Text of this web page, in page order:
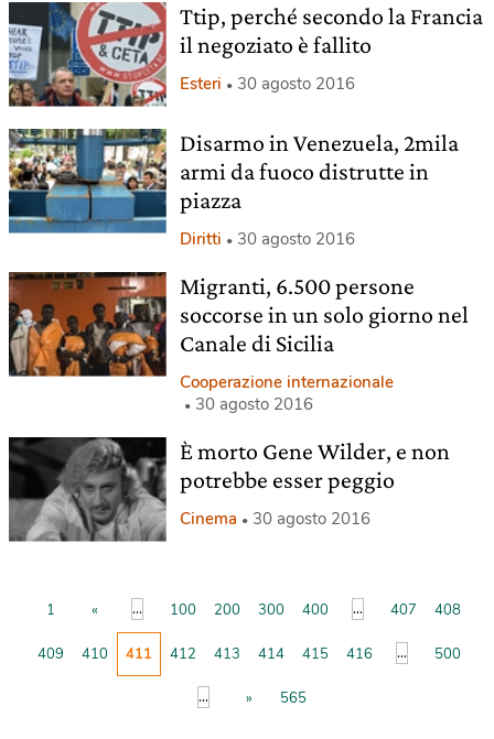
Ttip, perché secondo la Francia
il negoziato è fallito
Esteri 30 agosto 2016
Disarmo in Venezuela, 2mila
armi da fuoco distrutte in
piazza
Diritti 30 agosto 2016
Migranti, 6.500 persone
soccorse in un solo giorno nel
Canale di Sicilia
Cooperazione internazionale
30 agosto 2016
È morto Gene Wilder, e non
potrebbe esser peggio
Cinema 30 agosto 2016
1 « ... 100 200 300 400 ... 407 408
409 410 411 412 413 414 415 416 ... 500
... » 565